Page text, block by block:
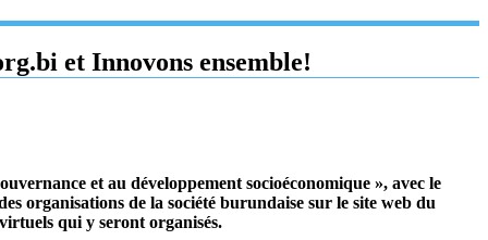
et Innovons ensemble!
et au développement socioéconomique », avec le
organisations de la société burundaise sur le site web du
qui y seront organisés.